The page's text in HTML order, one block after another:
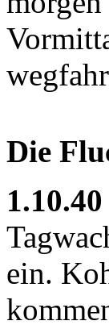
Die
1.10.40
ein.